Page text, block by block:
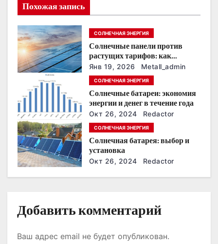
я
п
о
з
п
и
с
я
Похожая запись
СОЛНЕЧНАЯ ЭНЕРГИЯ
Солнечные панели против
растущих тарифов: как
сохранить
энергонезависимость в
ближайшие годы
Янв 19, 2026 Metall_admin
СОЛНЕЧНАЯ ЭНЕРГИЯ
Солнечные батареи: экономия
энергии и денег в течение года
Окт 26, 2024 Redactor
СОЛНЕЧНАЯ ЭНЕРГИЯ
Солнечная батарея: выбор и
установка
Окт 26, 2024 Redactor
Добавить комментарий
Ваш адрес email не будет опубликован.